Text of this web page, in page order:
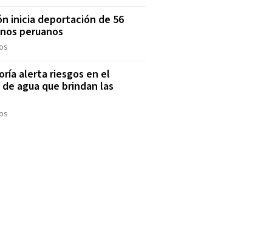
inicia deportación de 56
peruanos
alerta riesgos en el
agua que brindan las